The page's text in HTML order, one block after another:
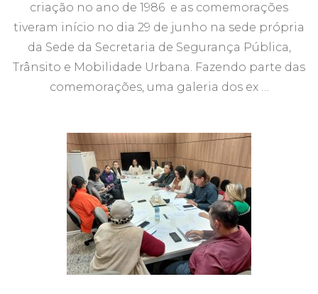
criação no ano de 1986 e as comemorações
tiveram início no dia 29 de junho na sede própria
da Sede da Secretaria de Segurança Pública,
Trânsito e Mobilidade Urbana. Fazendo parte das
comemorações, uma galeria dos ex …